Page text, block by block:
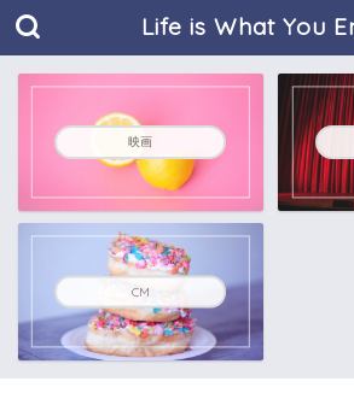
Life is What You
映画
CM